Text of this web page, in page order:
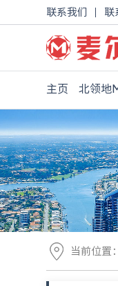
联系我们 联
主页 北领地
当前位置：